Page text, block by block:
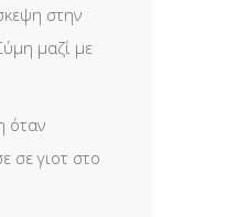
στην
μαζί με
όταν
σε γιοτ στο